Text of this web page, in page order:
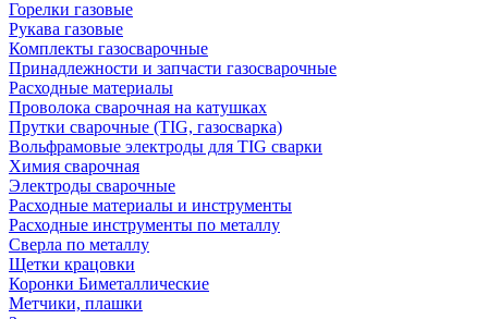
Горелки газовые
Рукава газовые
Комплекты газосварочные
Принадлежности и запчасти газосварочные
Расходные материалы
Проволока сварочная на катушках
Прутки сварочные (TIG, газосварка)
Вольфрамовые электроды для TIG сварки
Химия сварочная
Электроды сварочные
Расходные материалы и инструменты
Расходные инструменты по металлу
Сверла по металлу
Щетки крацовки
Коронки Биметаллические
Метчики, плашки